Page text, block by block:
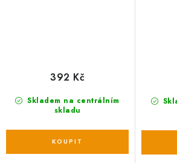
Skladem na centrálním
skladu
392 Kč